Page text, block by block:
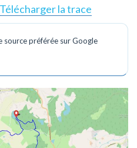
Télécharger la trace
source préférée sur Google